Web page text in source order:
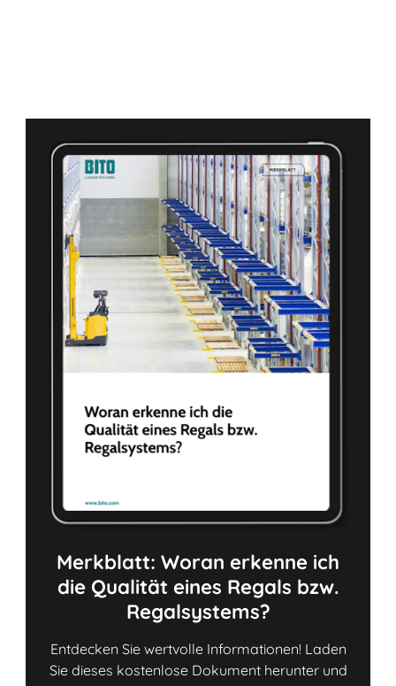
Merkblatt: Woran erkenne ich
die Qualität eines Regals bzw.
Regalsystems?
Entdecken Sie wertvolle Informationen! Laden
Sie dieses kostenlose Dokument herunter und